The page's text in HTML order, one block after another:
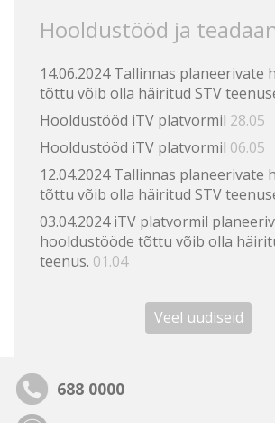
Hooldustööd ja
14.06.2024 Tallinnas planeerivate
tõttu võib olla häiritud STV
Hooldustööd iTV platvormil 28.05
Hooldustööd iTV platvormil 06.05
12.04.2024 Tallinnas planeerivate
tõttu võib olla häiritud STV
03.04.2024 iTV platvormil
hooldustööde tõttu võib olla
teenus. 01.04
Veel uudiseid
688 0000